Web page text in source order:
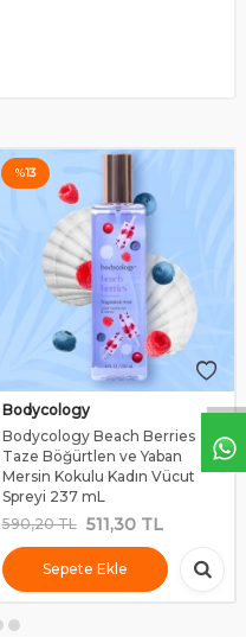
%13
Bodycology
Bodycology Beach Berries
Taze Böğürtlen ve Yaban
Mersin Kokulu Kadın Vücut
Spreyi 237 mL
590,20TL 511,30TL
Sepete Ekle